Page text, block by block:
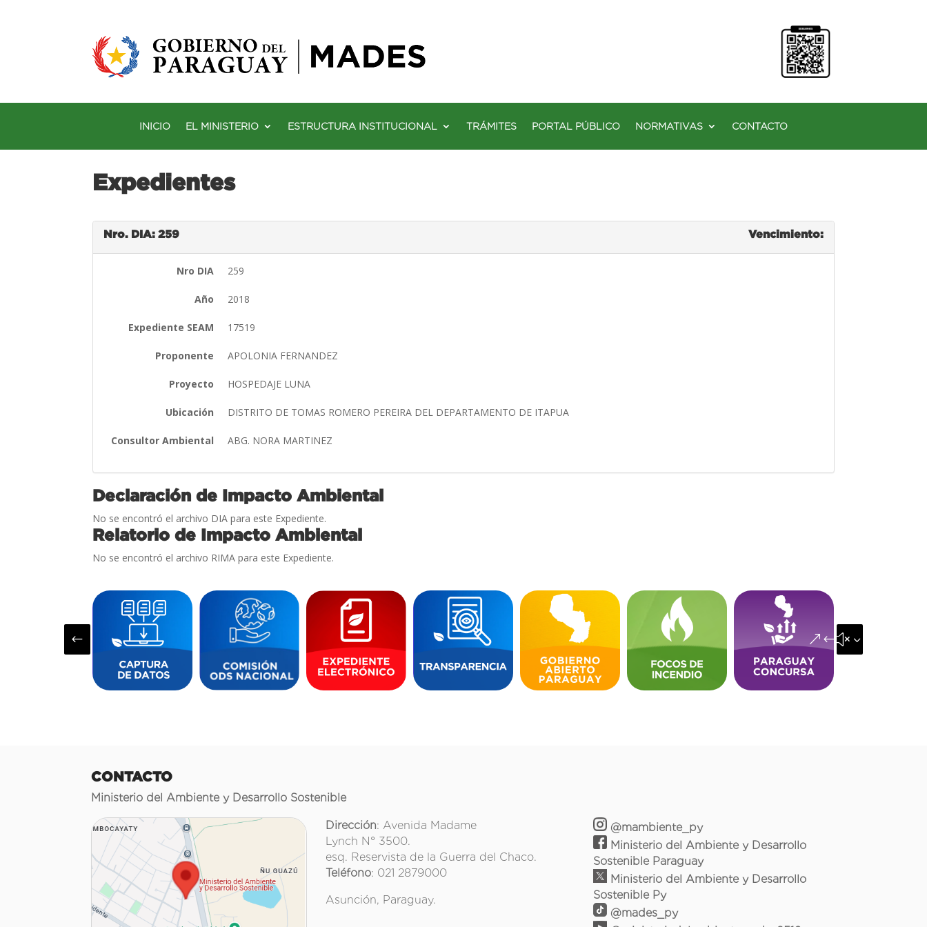
INICIO EL MINISTERIO ESTRUCTURA INSTITUCIONAL TRÁMITES PORTAL PÚBLICO NORMATIVAS CONTACTO
Expedientes
Nro. DIA: 259 Vencimiento:
Nro DIA 259
Año 2018
Expediente SEAM 17519
Proponente APOLONIA FERNANDEZ
Proyecto HOSPEDAJE LUNA
Ubicación DISTRITO DE TOMAS ROMERO PEREIRA DEL DEPARTAMENTO DE ITAPUA
Consultor Ambiental ABG. NORA MARTINEZ
Declaración de Impacto Ambiental
No se encontró el archivo DIA para este Expediente.
Relatorio de Impacto Ambiental
No se encontró el archivo RIMA para este Expediente.
# &#x35;
CONTACTO
Ministerio del Ambiente y Desarrollo Sostenible
Dirección: Avenida Madame
Lynch N° 3500.
esq. Reservista de la Guerra del Chaco.
Teléfono: 021 2879000
Asunción, Paraguay.
@mambiente_py
Ministerio del Ambiente y Desarrollo
Sostenible Paraguay
Ministerio del Ambiente y Desarrollo
Sostenible Py
@mades_py